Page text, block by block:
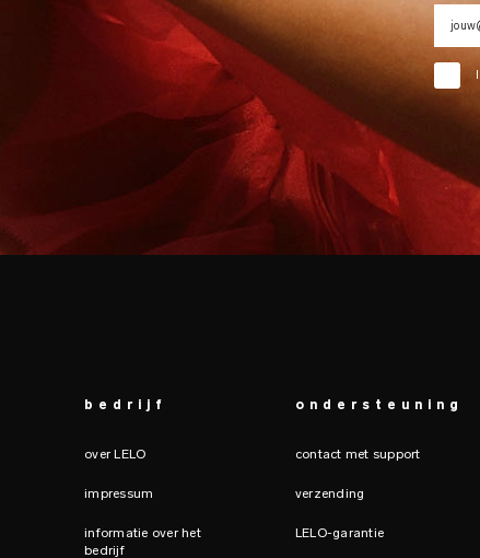
bedrijf
over LELO
impressum
informatie over het
bedrijf
ondersteuning
contact met support
verzending
LELO-garantie